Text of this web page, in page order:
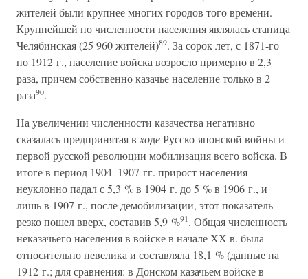
жителей были крупнее многих городов того времени.
Крупнейшей по численности населения являлась станица
Челябинская (25 960 жителей)89. За сорок лет, с 1871-го
по 1912 г., население войска возросло примерно в 2,3
раза, причем собственно казачье население только в 2
раза90.
На увеличении численности казачества негативно
сказалась предпринятая в ходеРусско-японской войны и
первой русской революции мобилизация всего войска. В
итоге в период 1904–1907 гг. прирост населения
неуклонно падал с 5,3 % в 1904 г. до 5 % в 1906 г., и
лишь в 1907 г., после демобилизации, этот показатель
резко пошел вверх, составив 5,9 %91. Общая численность
неказачьего населения в войске в начале ХХ в. была
относительно невелика и составляла 18,1 % (данные на
1912 г.; для сравнения: в Донском казачьем войске в